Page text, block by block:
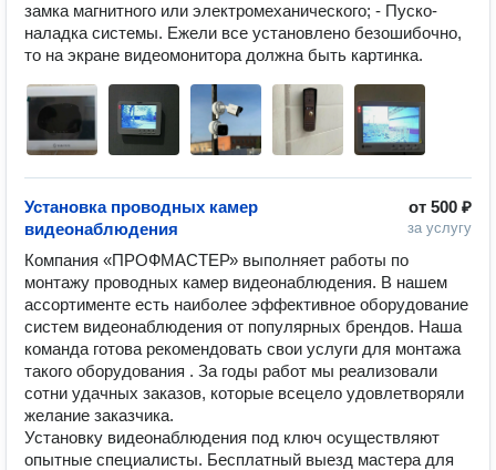
замка магнитного или электромеханического; - Пуско-
наладка системы. Ежели все установлено безошибочно,
то на экране видеомонитора должна быть картинка.
от 500 ₽
за услугу
Установка проводных камер
видеонаблюдения
Компания «ПРОФМАСТЕР» выполняет работы по
монтажу проводных камер видеонаблюдения. В нашем
ассортименте есть наиболее эффективное оборудование
систем видеонаблюдения от популярных брендов. Наша
команда готова рекомендовать свои услуги для монтажа
такого оборудования . За годы работ мы реализовали
сотни удачных заказов, которые всецело удовлетворяли
желание заказчика.
Установку видеонаблюдения под ключ осуществляют
опытные специалисты. Бесплатный выезд мастера для